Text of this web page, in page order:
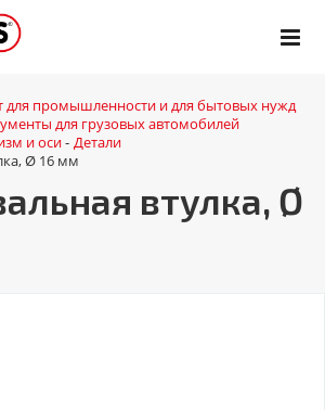
для промышленности и для бытовых нужд
для грузовых автомобилей
и оси - Детали
Ø 16 мм
втулка, Ø